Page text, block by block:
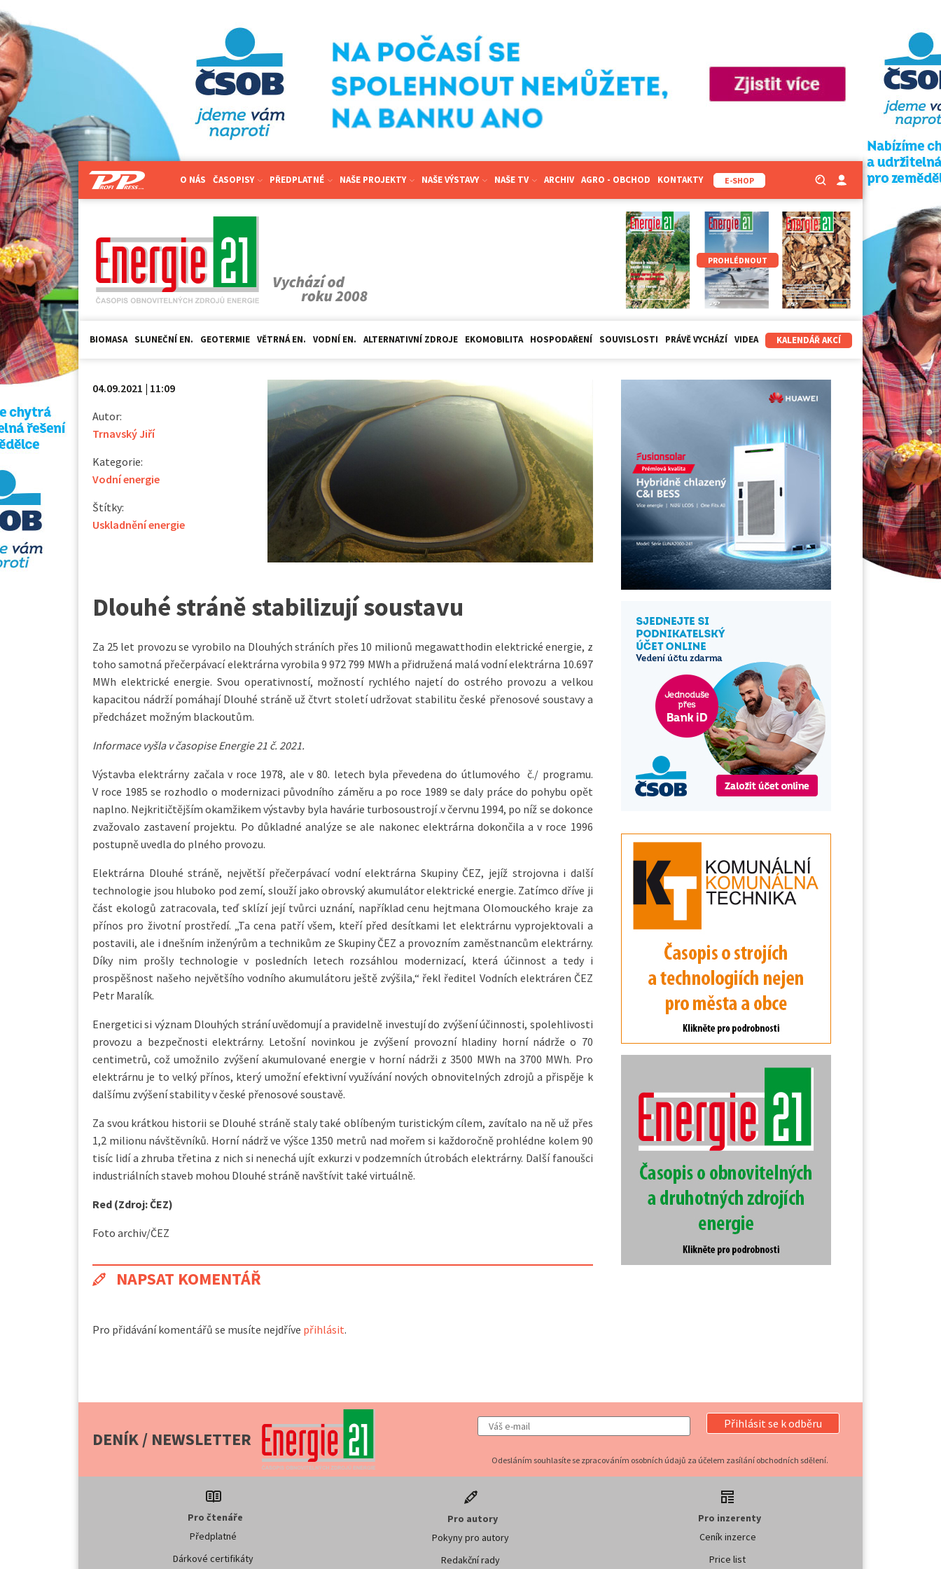
O NÁS ČASOPISY PŘEDPLATNÉ NAŠE PROJEKTY NAŠE VÝSTAVY NAŠE TV ARCHIV AGRO - OBCHOD KONTAKTY E-SHOP
PROHLÉDNOUT
BIOMASA SLUNEČNÍ EN. GEOTERMIE VĚTRNÁ EN. VODNÍ EN. ALTERNATIVNÍ ZDROJE EKOMOBILITA HOSPODAŘENÍ SOUVISLOSTI PRÁVĚ VYCHÁZÍ VIDEA KALENDÁŘ AKCÍ
04.09.2021 | 11:09
Autor:
Trnavský Jiří
Kategorie:
Vodní energie
Štítky:
Uskladnění energie
Dlouhé stráně stabilizují soustavu
Za 25 let provozu se vyrobilo na Dlouhých stráních přes 10 milionů megawatthodin elektrické energie, z
toho samotná přečerpávací elektrárna vyrobila 9 972 799 MWh a přidružená malá vodní elektrárna 10.697
MWh elektrické energie. Svou operativností, možností rychlého najetí do ostrého provozu a velkou
kapacitou nádrží pomáhají Dlouhé stráně už čtvrt století udržovat stabilitu české přenosové soustavy a
předcházet možným blackoutům.
Informace vyšla v časopise Energie 21 č. 2021.
Výstavba elektrárny začala v roce 1978, ale v 80. letech byla převedena do útlumového č./ programu.
V roce 1985 se rozhodlo o modernizaci původního záměru a po roce 1989 se daly práce do pohybu opět
naplno. Nejkritičtějším okamžikem výstavby byla havárie turbosoustrojí .v červnu 1994, po níž se dokonce
zvažovalo zastavení projektu. Po důkladné analýze se ale nakonec elektrárna dokončila a v roce 1996
postupně uvedla do plného provozu.
Elektrárna Dlouhé stráně, největší přečerpávací vodní elektrárna Skupiny ČEZ, jejíž strojovna i další
technologie jsou hluboko pod zemí, slouží jako obrovský akumulátor elektrické energie. Zatímco dříve ji
část ekologů zatracovala, teď sklízí její tvůrci uznání, například cenu hejtmana Olomouckého kraje za
přínos pro životní prostředí. „Ta cena patří všem, kteří před desítkami let elektrárnu vyprojektovali a
postavili, ale i dnešním inženýrům a technikům ze Skupiny ČEZ a provozním zaměstnancům elektrárny.
Díky nim prošly technologie v posledních letech rozsáhlou modernizací, která účinnost a tedy i
prospěšnost našeho největšího vodního akumulátoru ještě zvýšila,“ řekl ředitel Vodních elektráren ČEZ
Petr Maralík.
Energetici si význam Dlouhých strání uvědomují a pravidelně investují do zvýšení účinnosti, spolehlivosti
provozu a bezpečnosti elektrárny. Letošní novinkou je zvýšení provozní hladiny horní nádrže o 70
centimetrů, což umožnilo zvýšení akumulované energie v horní nádrži z 3500 MWh na 3700 MWh. Pro
elektrárnu je to velký přínos, který umožní efektivní využívání nových obnovitelných zdrojů a přispěje k
dalšímu zvýšení stability v české přenosové soustavě.
Za svou krátkou historii se Dlouhé stráně staly také oblíbeným turistickým cílem, zavítalo na ně už přes
1,2 milionu návštěvníků. Horní nádrž ve výšce 1350 metrů nad mořem si každoročně prohlédne kolem 90
tisíc lidí a zhruba třetina z nich si nenechá ujít exkurzi v podzemních útrobách elektrárny. Další fanoušci
industriálních staveb mohou Dlouhé stráně navštívit také virtuálně.
Red (Zdroj: ČEZ)
Foto archiv/ČEZ
NAPSAT KOMENTÁŘ
Pro přidávání komentářů se musíte nejdříve přihlásit.
DENÍK / NEWSLETTER
Přihlásit se k odběru
Odesláním souhlasíte se zpracováním osobních údajů za účelem zasílání obchodních sdělení.
Pro čtenáře
Předplatné
Dárkové certifikáty
Pro autory
Pokyny pro autory
Redakční rady
Pro inzerenty
Ceník inzerce
Price list